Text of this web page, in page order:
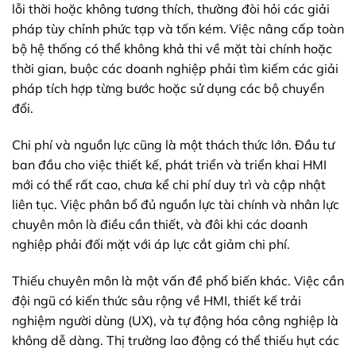
lỗi thời hoặc không tương thích, thường đòi hỏi các giải
pháp tùy chỉnh phức tạp và tốn kém. Việc nâng cấp toàn
bộ hệ thống có thể không khả thi về mặt tài chính hoặc
thời gian, buộc các doanh nghiệp phải tìm kiếm các giải
pháp tích hợp từng bước hoặc sử dụng các bộ chuyển
đổi.
Chi phí và nguồn lực cũng là một thách thức lớn. Đầu tư
ban đầu cho việc thiết kế, phát triển và triển khai HMI
mới có thể rất cao, chưa kể chi phí duy trì và cập nhật
liên tục. Việc phân bổ đủ nguồn lực tài chính và nhân lực
chuyên môn là điều cần thiết, và đôi khi các doanh
nghiệp phải đối mặt với áp lực cắt giảm chi phí.
Thiếu chuyên môn là một vấn đề phổ biến khác. Việc cần
đội ngũ có kiến thức sâu rộng về HMI, thiết kế trải
nghiệm người dùng (UX), và tự động hóa công nghiệp là
không dễ dàng. Thị trường lao động có thể thiếu hụt các